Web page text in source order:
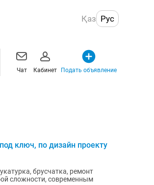
Қаз Рус
Чат Кабинет Подать объявление
ключ, по дизайн проекту
брусчатка, ремонт
сложности, современным